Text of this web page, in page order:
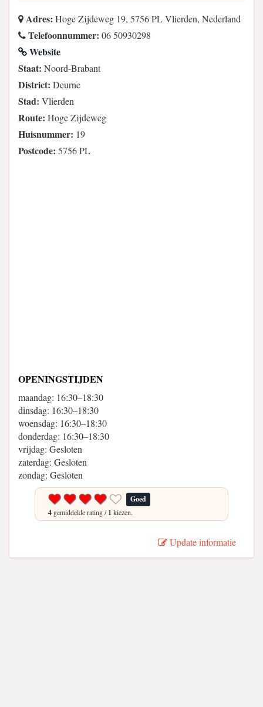
Adres: Hoge Zijdeweg 19, 5756 PL Vlierden, Nederland
Telefoonnummer: 06 50930298
Website
Staat: Noord-Brabant
District: Deurne
Stad: Vlierden
Route: Hoge Zijdeweg
Huisnummer: 19
Postcode: 5756 PL
OPENINGSTIJDEN
maandag: 16:30–18:30
dinsdag: 16:30–18:30
woensdag: 16:30–18:30
donderdag: 16:30–18:30
vrijdag: Gesloten
zaterdag: Gesloten
zondag: Gesloten
Goed
4 gemiddelde rating /1 kiezen.
Update informatie